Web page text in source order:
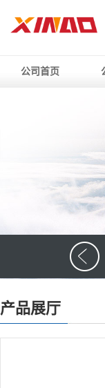
公司首页
产品展厅